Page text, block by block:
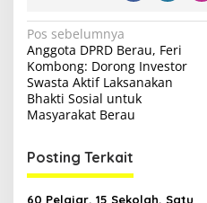
N
a
v
i
a
s
Pos sebelumnya
Anggota DPRD Berau, Feri
Kombong: Dorong Investor
Swasta Aktif Laksanakan
Bhakti Sosial untuk
Masyarakat Berau
Posting Terkait
60 Pelajar, 15 Sekolah, Satu